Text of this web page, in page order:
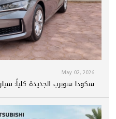
May 02, 2026
سكودا سوبرب الجديدة كلياً: